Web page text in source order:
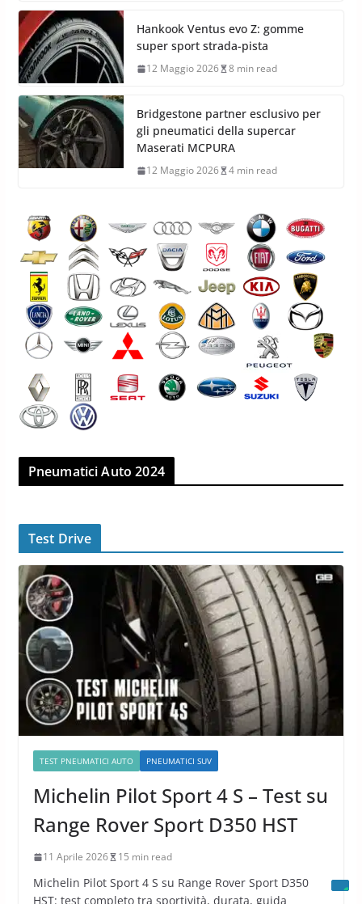
Hankook Ventus evo Z: gomme
super sport strada-pista
12 Maggio 2026 8 min read
Bridgestone partner esclusivo per
gli pneumatici della supercar
Maserati MCPURA
12 Maggio 2026 4 min read
Pneumatici Auto 2024
Test Drive
TEST PNEUMATICI AUTO PNEUMATICI SUV
Michelin Pilot Sport 4 S – Test su
Range Rover Sport D350 HST
11 Aprile 2026 15 min read
Michelin Pilot Sport 4 S su Range Rover Sport D350
HST: test completo tra sportività, durata, guida